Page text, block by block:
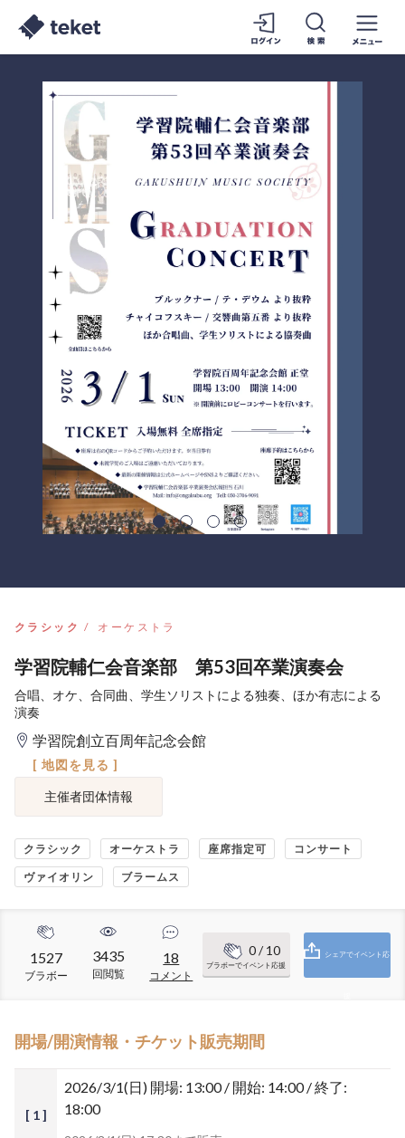
クラシック オーケストラ
学習院輔仁会音楽部 第53回卒業演奏会
合唱、オケ、合同曲、学生ソリストによる独奏、ほか有志による
演奏
学習院創立百周年記念会館
[ 地図を見る ]
主催者団体情報
クラシック オーケストラ 座席指定可 コンサート
ヴァイオリン ブラームス
1527
ブラボー
3435
回閲覧
18
コメント
0/ 10
ブラボーでイベント応援
シェアでイベント応
開場/開演情報・チケット販売期間
[ 1 ]
2026/3/1(日) 開場: 13:00 / 開始: 14:00 / 終了:
18:00